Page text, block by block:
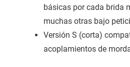
básicas por cada brida
muchas otras bajo
Versión S (corta)
acoplamientos de